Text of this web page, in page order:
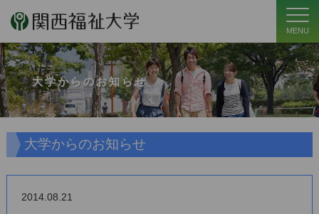
MENU
大学からのお知らせ
大学からのお知らせ
2014.08.21